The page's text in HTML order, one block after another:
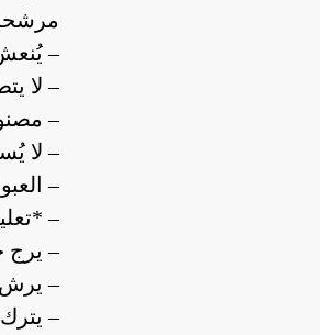
–
– لا
–
– لا
–
–
– يرج
– يرش
– يترك